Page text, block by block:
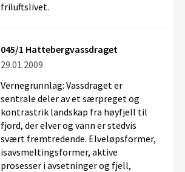
friluftslivet.
045/1 Hattebergvassdraget
29.01.2009
Vernegrunnlag: Vassdraget er
sentrale deler av et særpreget og
kontrastrik landskap fra høyfjell til
fjord, der elver og vann er stedvis
svært fremtredende. Elveløpsformer,
isavsmeltingsformer, aktive
prosesser i avsetninger og fjell,